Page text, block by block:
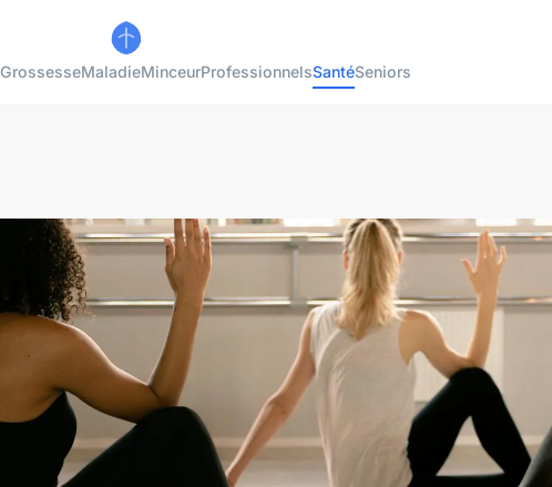
GrossesseMaladieMinceurProfessionnelsSantéSeniors